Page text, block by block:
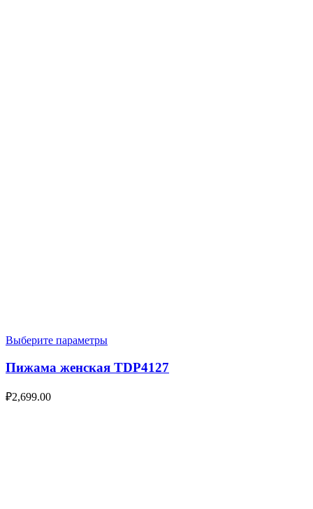
Выберите параметры
Пижама женская TDP4127
₽2,699.00